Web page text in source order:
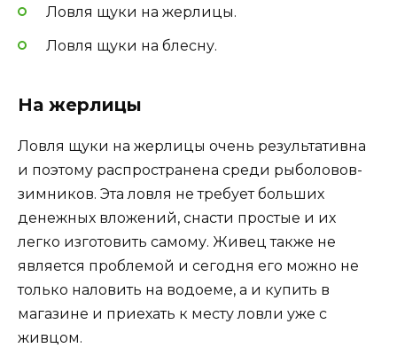
Ловля щуки на жерлицы.
Ловля щуки на блесну.
На жерлицы
Ловля щуки на жерлицы очень результативна
и поэтому распространена среди рыболовов-
зимников. Эта ловля не требует больших
денежных вложений, снасти простые и их
легко изготовить самому. Живец также не
является проблемой и сегодня его можно не
только наловить на водоеме, а и купить в
магазине и приехать к месту ловли уже с
живцом.